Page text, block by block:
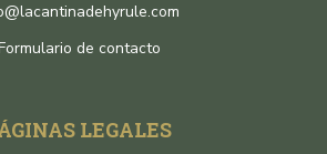
de contacto
LEGALES